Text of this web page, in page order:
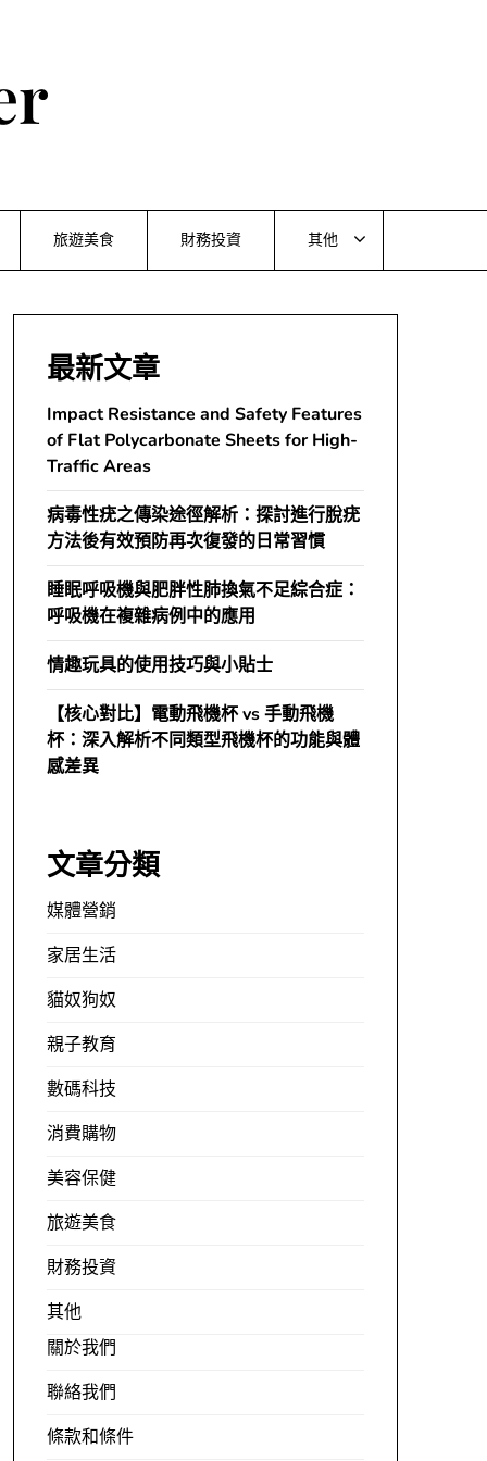
旅遊美食 財務投資 其他
最新文章
Impact Resistance and Safety Features
of Flat Polycarbonate Sheets for High-
Traffic Areas
病毒性疣之傳染途徑解析：探討進行脫疣
方法後有效預防再次復發的日常習慣
睡眠呼吸機與肥胖性肺換氣不足綜合症：
呼吸機在複雜病例中的應用
情趣玩具的使用技巧與小貼士
【核心對比】電動飛機杯 vs 手動飛機
杯：深入解析不同類型飛機杯的功能與體
感差異
文章分類
媒體營銷
家居生活
貓奴狗奴
親子教育
數碼科技
消費購物
美容保健
旅遊美食
財務投資
其他
關於我們
聯絡我們
條款和條件